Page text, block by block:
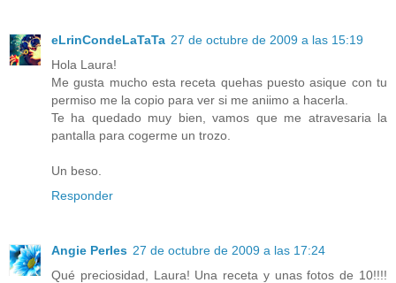
eLrinCondeLaTaTa 27 de octubre de 2009 a las 15:19
Hola Laura!
Me gusta mucho esta receta quehas puesto asique con tu
permiso me la copio para ver si me aniimo a hacerla.
Te ha quedado muy bien, vamos que me atravesaria la
pantalla para cogerme un trozo.
Un beso.
Responder
Angie Perles 27 de octubre de 2009 a las 17:24
Qué preciosidad, Laura! Una receta y unas fotos de 10!!!!